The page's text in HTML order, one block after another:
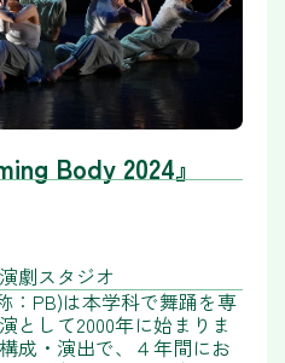
Body 2024』
劇スタジオ
：PB)は本学科で舞踊を専
として2000年に始まりま
成・演出で、４年間にお